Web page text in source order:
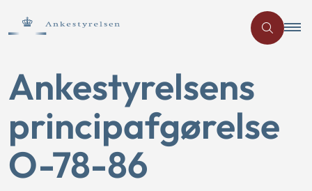
Ankestyrelsens
principafgørelse
O-78-86